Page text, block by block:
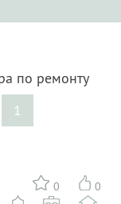
по ремонту
1
0 0